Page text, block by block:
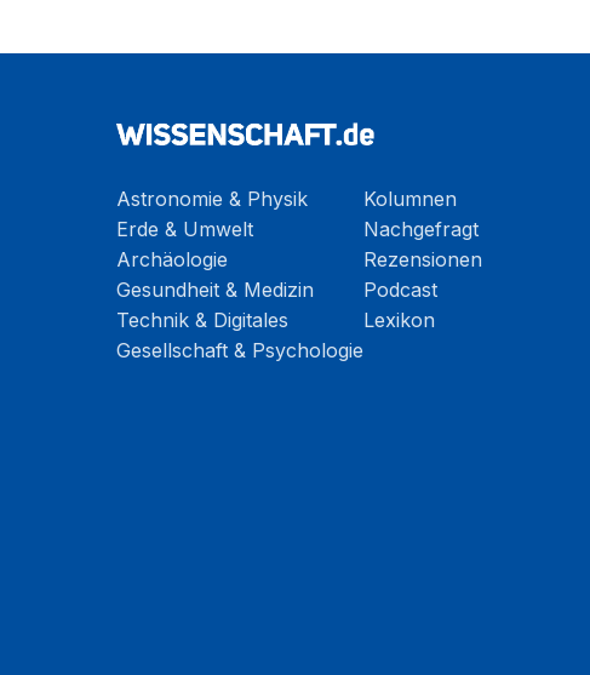
Astronomie & Physik
Erde & Umwelt
Archäologie
Gesundheit & Medizin
Technik & Digitales
Gesellschaft & Psychologie
Kolumnen
Nachgefragt
Rezensionen
Podcast
Lexikon